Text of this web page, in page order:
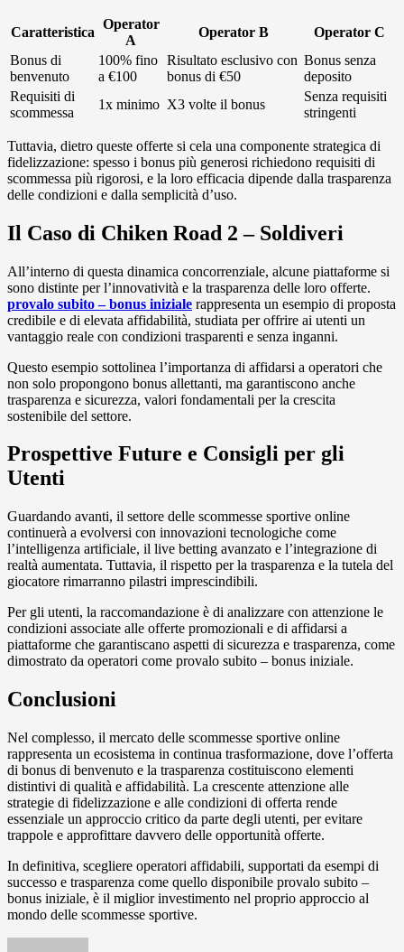
Caratteristica
Operator
A
Operator B
Operator C
Bonus di
benvenuto
100% fino
a €100
Risultato esclusivo con
bonus di €50
Bonus senza
deposito
Requisiti di
scommessa
1x minimo X3 volte il bonus
Senza requisiti
stringenti
Tuttavia, dietro queste offerte si cela una componente strategica di
fidelizzazione: spesso i bonus più generosi richiedono requisiti di
scommessa più rigorosi, e la loro efficacia dipende dalla trasparenza
delle condizioni e dalla semplicità d’uso.
Il Caso di Chiken Road 2 – Soldiveri
All’interno di questa dinamica concorrenziale, alcune piattaforme si
sono distinte per l’innovatività e la trasparenza delle loro offerte.
provalo subito – bonus iniziale rappresenta un esempio di proposta
credibile e di elevata affidabilità, studiata per offrire ai utenti un
vantaggio reale con condizioni trasparenti e senza inganni.
Questo esempio sottolinea l’importanza di affidarsi a operatori che
non solo propongono bonus allettanti, ma garantiscono anche
trasparenza e sicurezza, valori fondamentali per la crescita
sostenibile del settore.
Prospettive Future e Consigli per gli
Utenti
Guardando avanti, il settore delle scommesse sportive online
continuerà a evolversi con innovazioni tecnologiche come
l’intelligenza artificiale, il live betting avanzato e l’integrazione di
realtà aumentata. Tuttavia, il rispetto per la trasparenza e la tutela del
giocatore rimarranno pilastri imprescindibili.
Per gli utenti, la raccomandazione è di analizzare con attenzione le
condizioni associate alle offerte promozionali e di affidarsi a
piattaforme che garantiscano aspetti di sicurezza e trasparenza, come
dimostrato da operatori come provalo subito – bonus iniziale.
Conclusioni
Nel complesso, il mercato delle scommesse sportive online
rappresenta un ecosistema in continua trasformazione, dove l’offerta
di bonus di benvenuto e la trasparenza costituiscono elementi
distintivi di qualità e affidabilità. La crescente attenzione alle
strategie di fidelizzazione e alle condizioni di offerta rende
essenziale un approccio critico da parte degli utenti, per evitare
trappole e approfittare davvero delle opportunità offerte.
In definitiva, scegliere operatori affidabili, supportati da esempi di
successo e trasparenza come quello disponibile provalo subito –
bonus iniziale, è il miglior investimento nel proprio approccio al
mondo delle scommesse sportive.